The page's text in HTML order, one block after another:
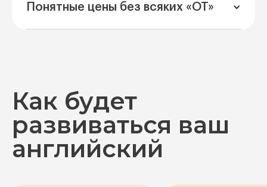
Понятные цены без всяких «ОТ»
Как будет
развиваться ваш
английский